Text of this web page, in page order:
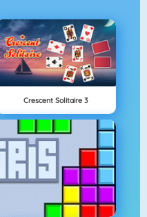
Crescent Solitaire 3